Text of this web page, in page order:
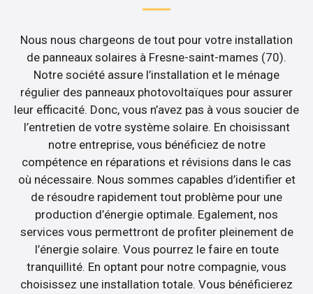
Nous nous chargeons de tout pour votre installation
de panneaux solaires à Fresne-saint-mames (70).
Notre société assure l’installation et le ménage
régulier des panneaux photovoltaïques pour assurer
leur efficacité. Donc, vous n’avez pas à vous soucier de
l’entretien de votre système solaire. En choisissant
notre entreprise, vous bénéficiez de notre
compétence en réparations et révisions dans le cas
où nécessaire. Nous sommes capables d’identifier et
de résoudre rapidement tout problème pour une
production d’énergie optimale. Egalement, nos
services vous permettront de profiter pleinement de
l’énergie solaire. Vous pourrez le faire en toute
tranquillité. En optant pour notre compagnie, vous
choisissez une installation totale. Vous bénéficierez